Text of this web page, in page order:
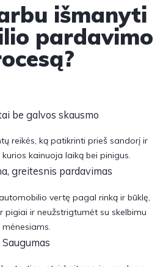
išmanyti
pardavimo
be galvos skausmo
reikės, ką patikrinti prieš sandorį ir
kainuoja laiką bei pinigus.
greitesnis pardavimas
vertę pagal rinką ir būklę,
ir neužstrigtumėt su skelbimu
mėnesiams.
Saugumas